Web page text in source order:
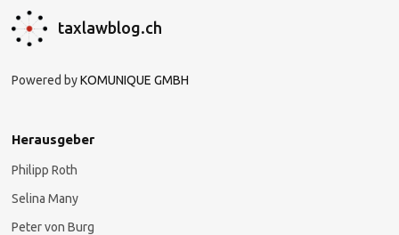
taxlawblog.ch
Powered byKOMUNIQUE GMBH
Herausgeber
Philipp Roth
Selina Many
Peter von Burg